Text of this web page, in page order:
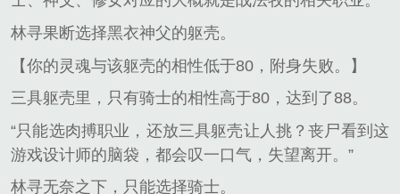
林寻果断选择黑衣神父的躯壳。
【你的灵魂与该躯壳的相性低于80，附身失败。】
三具躯壳里，只有骑士的相性高于80，达到了88。
“只能选肉搏职业，还放三具躯壳让人挑？丧尸看到这
游戏设计师的脑袋，都会叹一口气，失望离开。”
林寻无奈之下，只能选择骑士。